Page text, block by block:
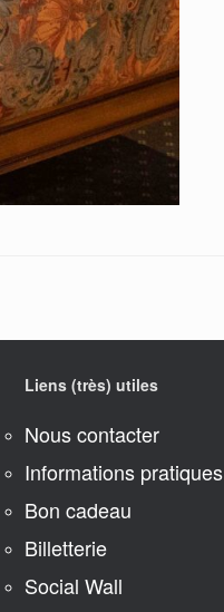
Liens (très) utiles
Nous contacter
Informations pratiques
Bon cadeau
Billetterie
Social Wall